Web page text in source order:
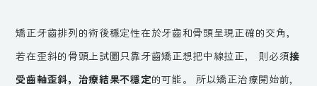
矯正牙齒排列的術後穩定性在於牙齒和骨頭呈現正確的交角，
若在歪斜的骨頭上試圖只靠牙齒矯正想把中線拉正， 則必須接
受齒軸歪斜，治療結果不穩定的可能。 所以矯正治療開始前，